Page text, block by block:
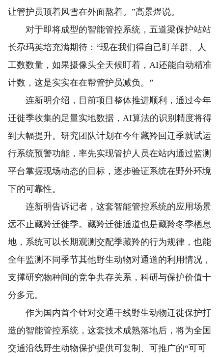
让管护员顶着风雪在外面熬着。”高景煜说。
对于即将成型的智能管控系统，五道梁保护站站
长尕玛英培充满期待：“现在我们得自己盯羊群、人
工数数量，如果摄像头全天候盯着，AI还能自动精准
计数，这是实实在在帮管护员减负。”
连新明介绍，目前项目整体推进顺利，通过今年
迁徙季收集的足量实地数据，AI算法的识别精度将得
到大幅提升。研究团队计划在今年藏羚回迁季就试运
行系统预警功能，率先实现管护人员在站内通过监测
平台掌握现场动态的目标，逐步验证系统在野外环境
下的可靠性。
连新明告诉记者，这套智能管控系统的应用场景
远不止藏羚迁徙季。藏羚迁徙通道也是藏羚冬季栖息
地，系统可以长期观测交配季藏羚的行为规律，也能
全年监测不同季节其他野生动物对通道的利用情况，
支撑研究物种间的竞争共存关系，科研与保护价值十
分多元。
作为国内首个针对交通干线野生动物迁徙保护打
造的智能管控系统，这套技术成熟落地后，将为全国
交通沿线野生动物保护提供可复制、可推广的“可可